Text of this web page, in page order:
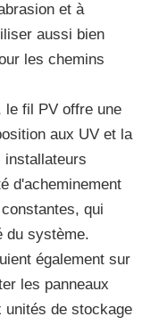
et à
aussi bien
les chemins
le fil PV offre une
aux UV et la
installateurs
d'acheminement
qui
du système.
également sur
les panneaux
unités de stockage